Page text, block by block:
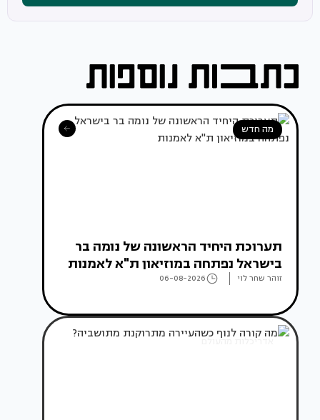
מה חדש
תערוכת היחיד הראשונה של נומה בר
בישראל נפתחה במוזיאון ת"א לאמנות
זוהר שחר לוי 06-08-2026
אדריכלות מהעולם